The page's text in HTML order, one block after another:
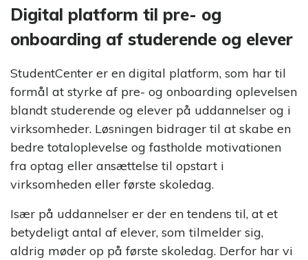
Digitalisering
Opnå
forretningsmæssig
digitalisering
Unges Valg
af
©
Danmarks
største
analyse om
på YouTube
Email Marketing System
Øg konverteringen med E-
mail Marketing
Rekrutteringssystem
Effektiv håndtering af
ansøgninger
Tilmeldingssystem
Effektiv håndtering af
tilmeldinger
Efterskoler
Erhvervsskoler
Gymnasier
Højskoler
Digital platform til pre- og
onboarding af studerende og elever
StudentCenter er en digital platform, som har til
formål at styrke af pre- og onboarding oplevelsen
blandt studerende og elever på uddannelser og i
virksomheder. Løsningen bidrager til at skabe en
bedre totaloplevelse og fastholde motivationen
fra optag eller ansættelse til opstart i
virksomheden eller første skoledag.
Især på uddannelser er der en tendens til, at et
betydeligt antal af elever, som tilmelder sig,
aldrig møder op på første skoledag. Derfor har vi